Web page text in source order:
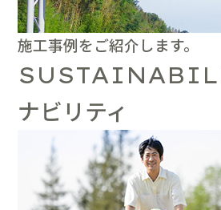
施工事例をご紹介します。
ナビリティ